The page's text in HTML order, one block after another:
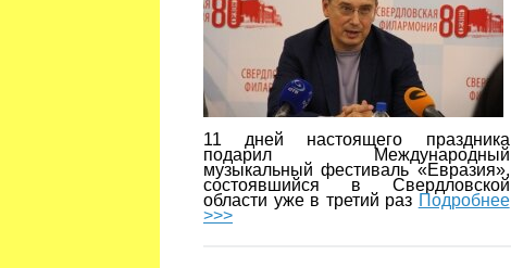
11 дней настоящего праздника
подарил Международный
музыкальный фестиваль «Евразия»,
состоявшийся в Свердловской
области уже в третий раз Подробнее
>>>